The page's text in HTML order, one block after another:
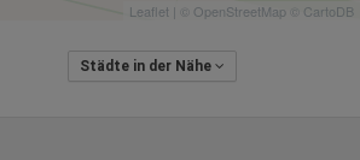
Leaflet | © OpenStreetMap © CartoDB
Städte in der Nähe